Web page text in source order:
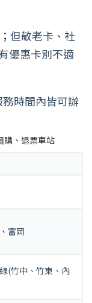
但敬老卡、社
優惠卡別不適
時間內皆可辦
購、退票車站
富岡
(竹中、竹東、內